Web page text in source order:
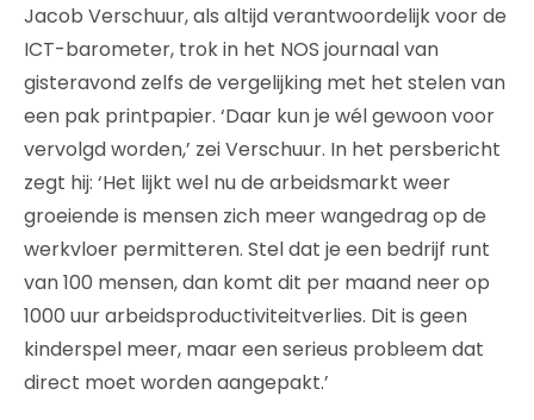
Jacob Verschuur, als altijd verantwoordelijk voor de
ICT-barometer, trok in het NOS journaal van
gisteravond zelfs de vergelijking met het stelen van
een pak printpapier. ‘Daar kun je wél gewoon voor
vervolgd worden,’ zei Verschuur. In het persbericht
zegt hij: ‘Het lijkt wel nu de arbeidsmarkt weer
groeiende is mensen zich meer wangedrag op de
werkvloer permitteren. Stel dat je een bedrijf runt
van 100 mensen, dan komt dit per maand neer op
1000 uur arbeidsproductiviteitverlies. Dit is geen
kinderspel meer, maar een serieus probleem dat
direct moet worden aangepakt.’